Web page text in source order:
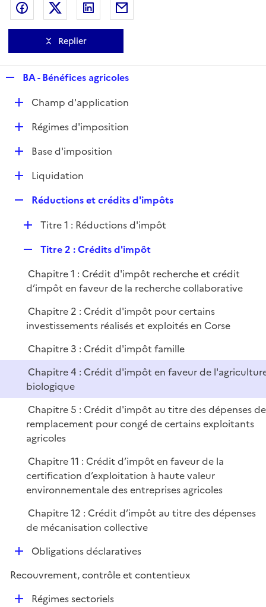
Partager sur Facebook
Partager sur Twitter
Partager sur LinkedIn
Replier
p
l
i
e
BA - Bénéfices agricoles
DChamp d'application
DRégimes d'imposition
D
e
Base d'imposition
D
l
i
e
Liquidation
p
e
r
Réductions et crédits d'impôts
D
l
i
e
r
Titre 1 : Réductions d'impôt
p
l
i
Titre 2 : Crédits d'impôt
Chapitre 1 : Crédit d'impôt recherche et crédit
d’impôt en faveur de la recherche collaborative
Chapitre 2 : Crédit d'impôt pour certains
investissements réalisés et exploités en Corse
Chapitre 3 : Crédit d'impôt famille
Chapitre 4 : Crédit d'impôt en faveur de
biologique
Chapitre 5 : Crédit d'impôt au titre des dépenses de
remplacement pour congé de certains exploitants
agricoles
Chapitre 11 : Crédit d’impôt en faveur de la
certification d’exploitation à haute valeur
environnementale des entreprises agricoles
Chapitre 12 : Crédit d’impôt au titre des dépenses
de mécanisation collective
D
p
Obligations déclaratives
Recouvrement, contrôle et contentieux
DRégimes sectoriels